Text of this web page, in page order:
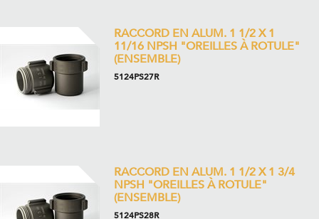
RACCORD EN ALUM. 1 1/2 X 1
11/16 NPSH "OREILLES À ROTULE"
(ENSEMBLE)
5124PS27R
RACCORD EN ALUM. 1 1/2 X 1 3/4
NPSH "OREILLES À ROTULE"
(ENSEMBLE)
5124PS28R